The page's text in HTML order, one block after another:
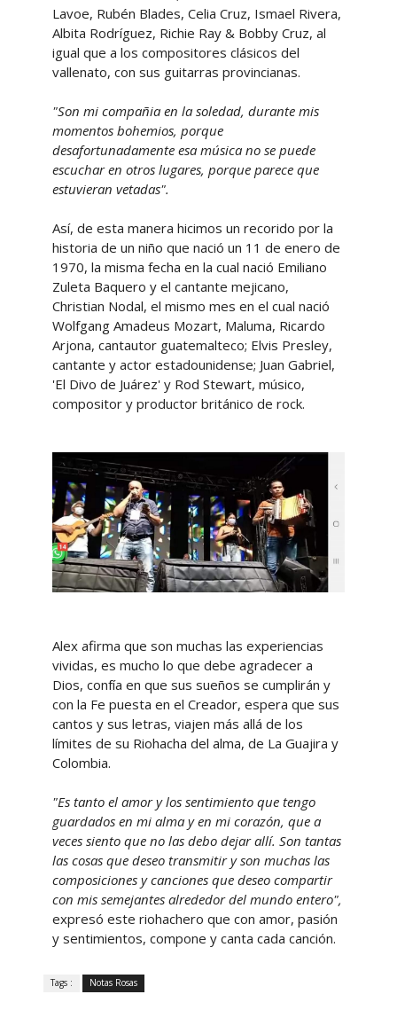
Lavoe, Rubén Blades, Celia Cruz, Ismael Rivera,
Albita Rodríguez, Richie Ray & Bobby Cruz, al
igual que a los compositores clásicos del
vallenato, con sus guitarras provincianas.
"Son mi compañia en la soledad, durante mis
momentos bohemios, porque
desafortunadamente esa música no se puede
escuchar en otros lugares, porque parece que
estuvieran vetadas".
Así, de esta manera hicimos un recorido por la
historia de un niño que nació un 11 de enero de
1970, la misma fecha en la cual nació Emiliano
Zuleta Baquero y el cantante mejicano,
Christian Nodal, el mismo mes en el cual nació
Wolfgang Amadeus Mozart, Maluma, Ricardo
Arjona, cantautor guatemalteco; Elvis Presley,
cantante y actor estadounidense; Juan Gabriel,
'El Divo de Juárez' y Rod Stewart, músico,
compositor y productor británico de rock.
Alex afirma que son muchas las experiencias
vividas, es mucho lo que debe agradecer a
Dios, confía en que sus sueños se cumplirán y
con la Fe puesta en el Creador, espera que sus
cantos y sus letras, viajen más allá de los
límites de su Riohacha del alma, de La Guajira y
Colombia.
"Es tanto el amor y los sentimiento que tengo
guardados en mi alma y en mi corazón, que a
veces siento que no las debo dejar allí. Son tantas
las cosas que deseo transmitir y son muchas las
composiciones y canciones que deseo compartir
con mis semejantes alrededor del mundo entero",
expresó este riohachero que con amor, pasión
y sentimientos, compone y canta cada canción.
Tags : Notas Rosas